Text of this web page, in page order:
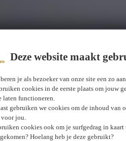
Deze website maakt
je als bezoeker van onze site een zo
cookies in de eerste plaats om jouw
laten functioneren.
gebruiken we cookies om de inhoud van
jou.
cookies ook om je surfgedrag in
Hoelang heb je deze gebruikt?
Wij hebben0 jobs voor